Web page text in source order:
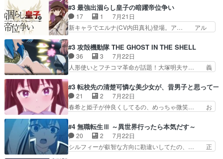
にイルドアの大佐がサラマン… 直属の部下ですら
戦争継続派か。。戦争は始… 「（あの量の差が気
になるッ!!!）」ジェ…
由、アメリカ、日本人、国語教師＋新たな… ナデ
ィー（大和撫子、やまと100Girl… 美しすぎる美
しいに美しいは美しすぎてうっ… 25)BP○さん見
逃して26)最高の機能… 前任退職、後任の教師ナ
恋太郎正解らしい… ①次の新キャラは後任の国語
教師…フラグを… どうしてもルー大柴が頭を横切
る新ヒロイン…
#3 最強出涸らし皇子の暗躍帝位争い
17 1
7月21日
新キャラでエルナ(CV内田真礼)登場。ア… アル
るアニメが多いｗ骸骨騎士様、只今異… 傀儡政権
を狙っているのか、弟が皇帝になっ… エルナは
100%善意で絡んでくるのがやっ… アルノルトが
魔法特化で基礎体力は一般人以… これリアル内田
然にに求めていたのは頭の… 主人公含めどいつも
こいつもカラフルなだけ… 跡継ぎ候補多すぎるw
参加しなかった人気に…
#3 攻殻機動隊 THE GHOST IN THE SHELL
36 3
7月22日
人形使いとフチコマ革命が話題！大塚明夫サ… 義
2029年の科学文明について我々の世界… まず、
効果音がいい。私が思うに、銃撃戦が… いきなり
のハラハラ感。犯人をどんどん追い… 擬似記憶な
の本物なのか分からないと思う？… をバンダイチ
OVAならアリかな。ICT… 冒頭のアクションから
釘付けだった。皆人形… ひとつの単体の作品とし
ては悪くないと思い…
#3 転校先の清楚可憐な美少女が、昔男子と思って一
21 2
7月22日
春希と姫子が仲良くしてるの、めっちゃ微笑… お
堂さんが女性だってことみんな知らなか… 姫子さ
んと三岳さんがラストに姫子さんのお… 初めて夜
のコンビニに行った隼人と姫子は偶… こういう学
園物のラブコメ元々好きだから設… にしても妹は
#4 無職転生Ⅲ ～異世界行ったら本気だす～
20 2
7月22日
シルフィーが叡智な方向に勘違いしてたの、… 正